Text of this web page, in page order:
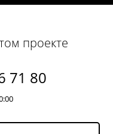
проекте
71 80